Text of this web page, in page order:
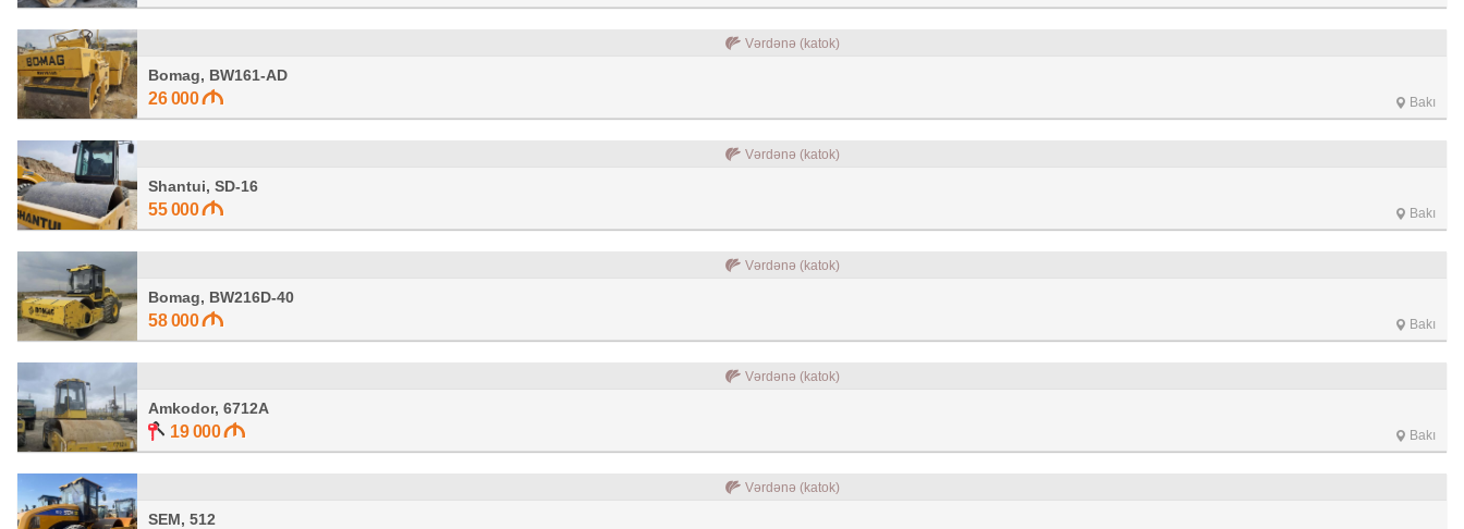
Vərdənə (katok)
Bomag, BW161-AD
26 000 Bakı
Vərdənə (katok)
Shantui, SD-16
55 000 Bakı
Vərdənə (katok)
Bomag, BW216D-40
58 000 Bakı
Vərdənə (katok)
Amkodor, 6712A
19 000 Bakı
Vərdənə (katok)
SEM, 512